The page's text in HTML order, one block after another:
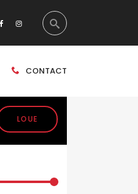
CONTACT
LOUE